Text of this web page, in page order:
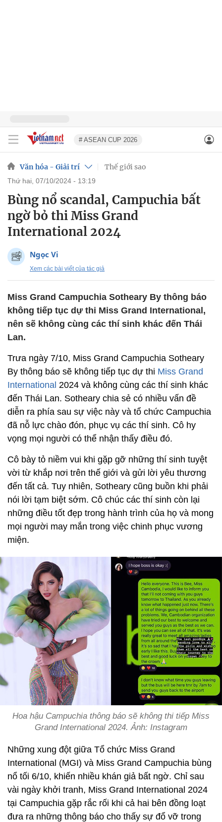
# ASEAN CUP 2026
Văn hóa - Giải trí Thế giới sao
thứ hai, 07/10/2024 - 13:19
Bùng nổ scandal, Campuchia bất
ngờ bỏ thi Miss Grand
International 2024
Ngọc Vi
Xem các bài viết của tác giả
Miss Grand Campuchia Sotheary By thông báo
không tiếp tục dự thi Miss Grand International,
nên sẽ không cùng các thí sinh khác đến Thái
Lan.
Trưa ngày 7/10, Miss Grand Campuchia Sotheary
By thông báo sẽ không tiếp tục dự thi Miss Grand
International 2024 và không cùng các thí sinh khác
đến Thái Lan. Sotheary chia sẻ có nhiều vấn đề
diễn ra phía sau sự việc này và tổ chức Campuchia
đã nỗ lực chào đón, phục vụ các thí sinh. Cô hy
vọng mọi người có thể nhận thấy điều đó.
Cô bày tỏ niềm vui khi gặp gỡ những thí sinh tuyệt
vời từ khắp nơi trên thế giới và gửi lời yêu thương
đến tất cả. Tuy nhiên, Sotheary cũng buồn khi phải
nói lời tạm biệt sớm. Cô chúc các thí sinh còn lại
những điều tốt đẹp trong hành trình của họ và mong
mọi người may mắn trong việc chinh phục vương
miện.
Hoa hậu Campuchia thông báo sẽ không thi tiếp Miss
Grand International 2024. Ảnh: Instagram
Những xung đột giữa Tổ chức Miss Grand
International (MGI) và Miss Grand Campuchia bùng
nổ tối 6/10, khiến nhiều khán giả bất ngờ. Chỉ sau
vài ngày khởi tranh, Miss Grand International 2024
tại Campuchia gặp rắc rối khi cả hai bên đồng loạt
đưa ra những thông báo cho thấy sự đổ vỡ trong